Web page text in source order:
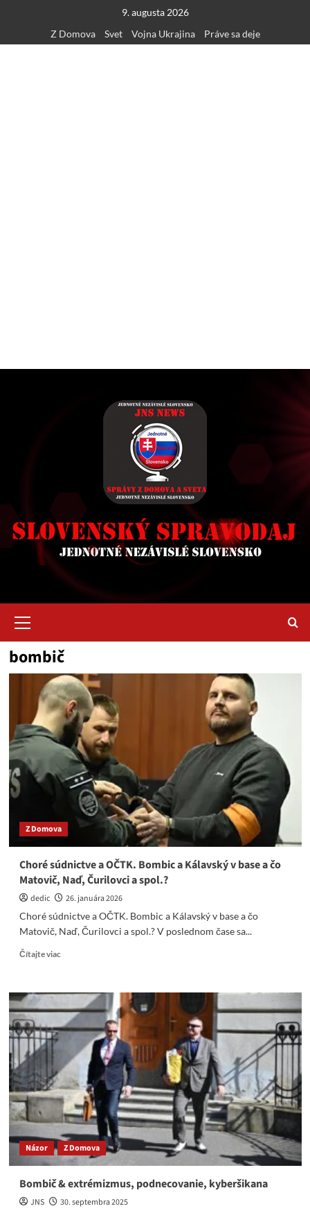
content
9. augusta 2026
Z Domova
Svet Vojna Ukrajina Práve sa deje
Menu
bombič
Z Domova
Choré súdnictve a OČTK. Bombic a Kálavský v base a čo
Matovič, Naď, Čurilovci a spol.?
dedic
26. januára 2026
Choré súdnictve a OČTK. Bombic a Kálavský v base a čo
Matovič, Naď, Čurilovci a spol.? V poslednom čase sa...
Čítajte viacRead
Choré
súdnictve
OČTK.
Bombic
Kálavský
v
base
a
čo
Matovič,
Naď,
Čurilovci
spol.?
Názor Z Domova
Bombič & extrémizmus, podnecovanie, kyberšikana
JNS
30. septembra 2025